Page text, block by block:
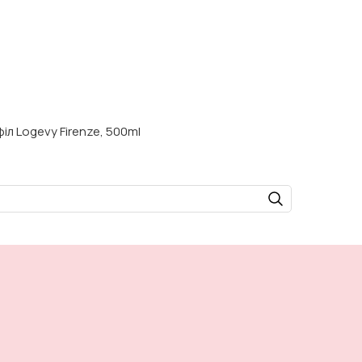
Logevy Firenze, 500ml